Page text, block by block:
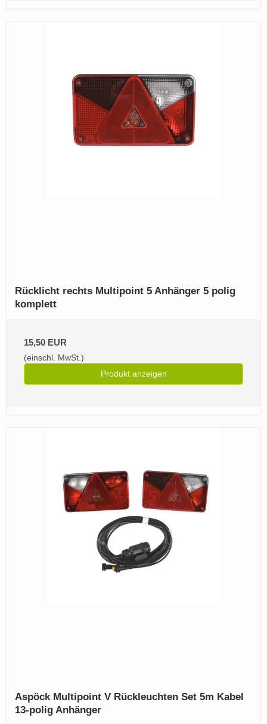
Rücklicht rechts Multipoint 5 Anhänger 5 polig
komplett
15,50 EUR
(einschl. MwSt.)
Produkt anzeigen
Aspöck Multipoint V Rückleuchten Set 5m Kabel
13‑polig Anhänger